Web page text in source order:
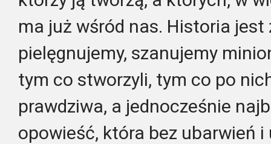
ma już wśród nas. Historia jest
pielęgnujemy, szanujemy
tym co stworzyli, tym co po
prawdziwa, a jednocześnie
opowieść, która bez ubarwień